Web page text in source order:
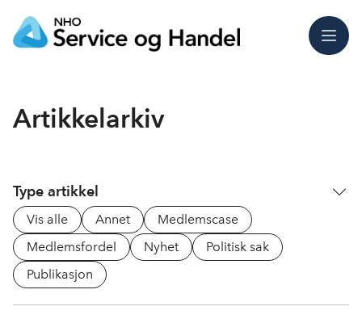
Meny
Artikkelarkiv
Type artikkel
Vis alle Annet
Medlemscase
Medlemsfordel
Nyhet
Politisk sak
Publikasjon